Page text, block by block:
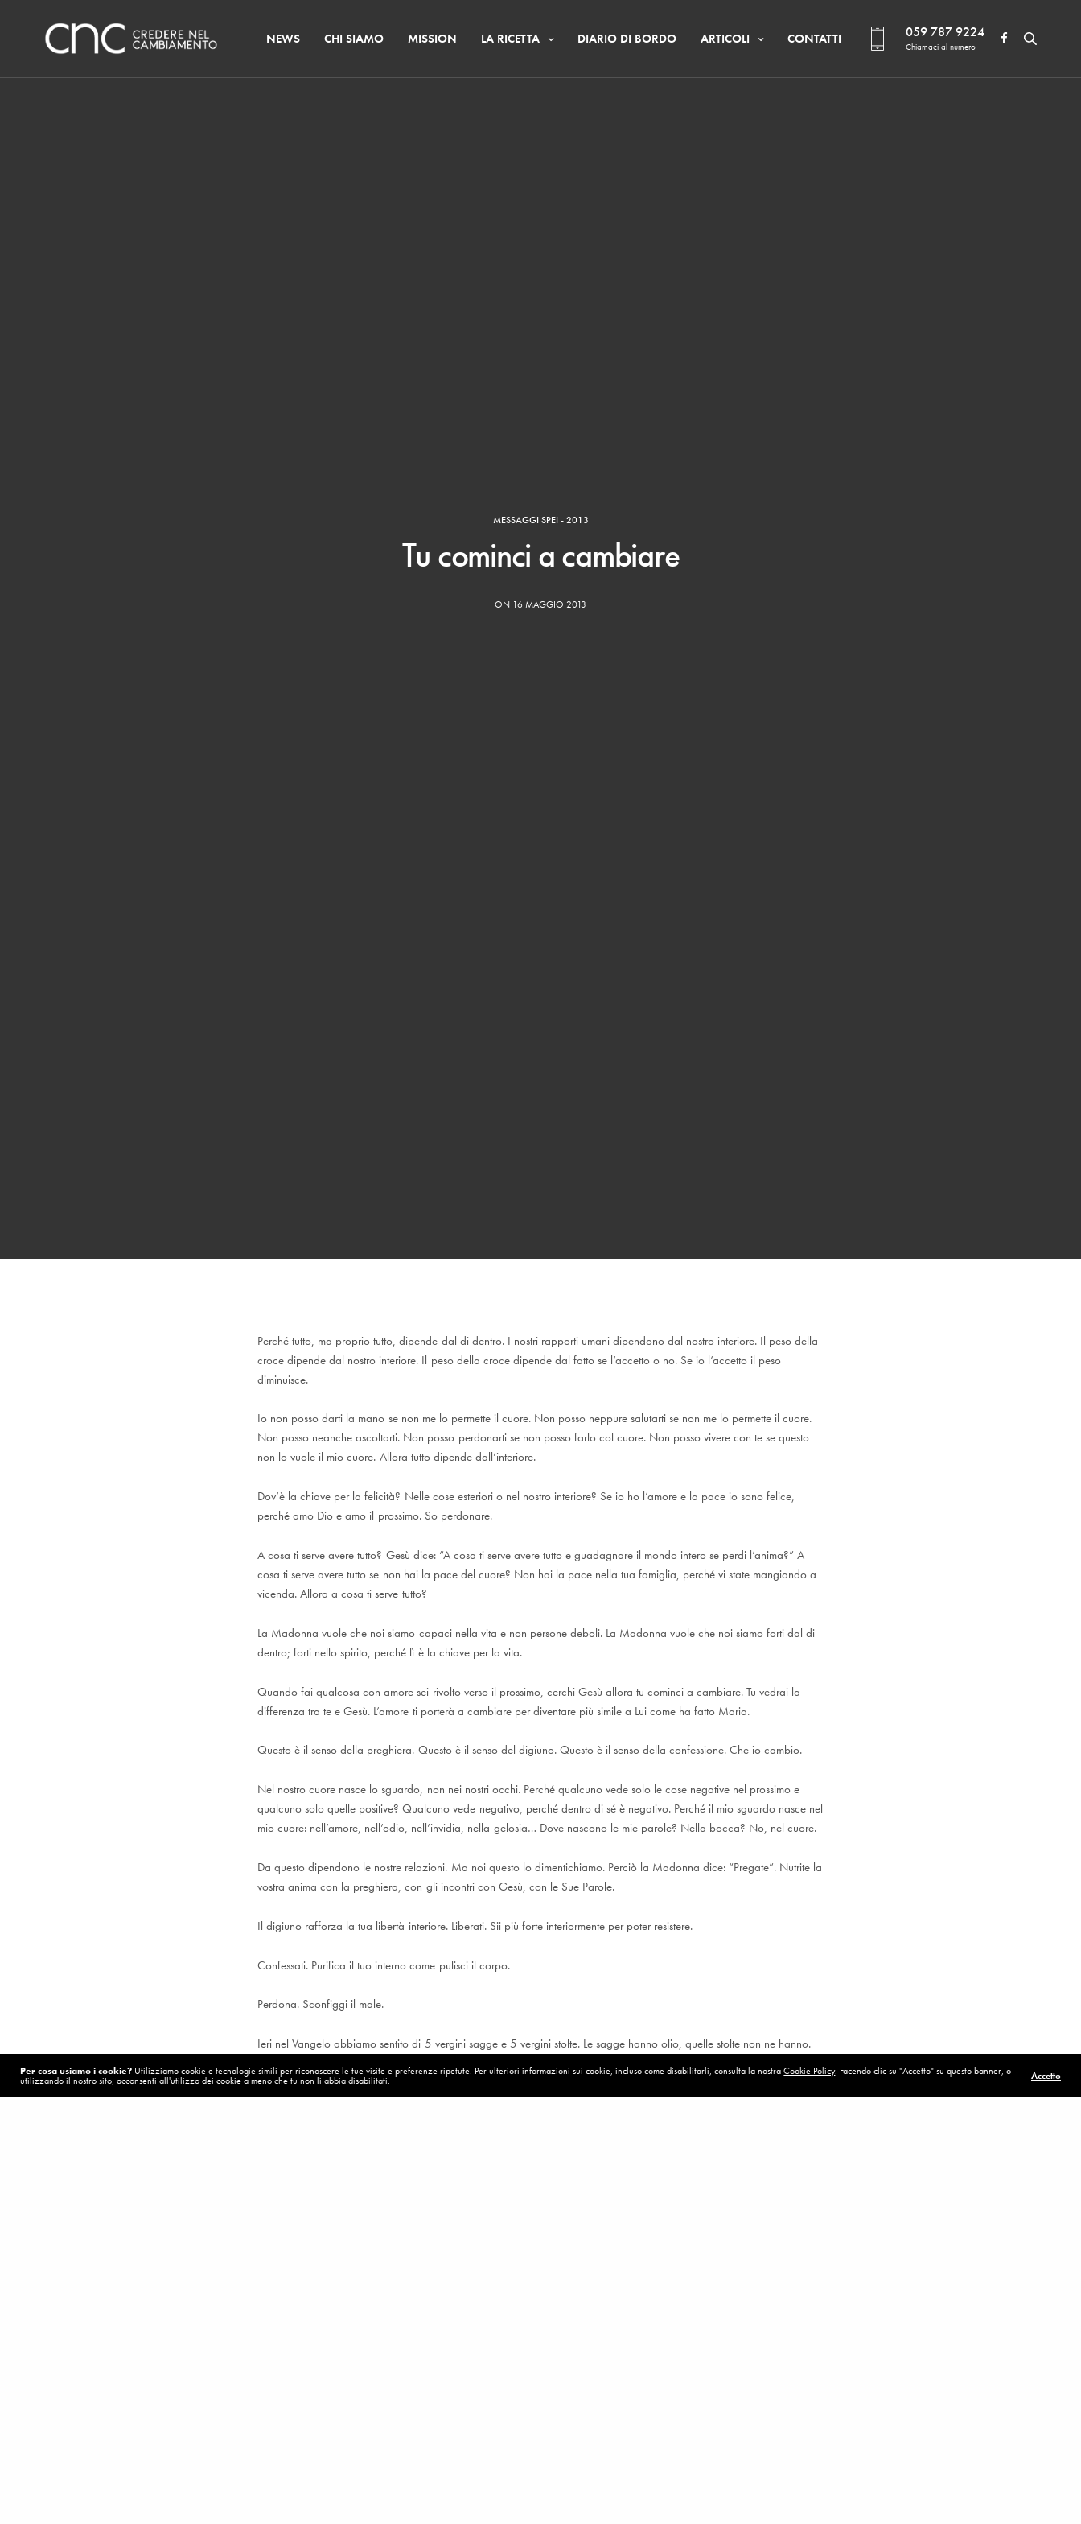
NEWS CHI SIAMO MISSION LA RICETTA DIARIO DI BORDO ARTICOLI CONTATTI 059 787 9224
Chiamaci al numero
MESSAGGI SPEI - 2013
Tu cominci a cambiare
ON 16 MAGGIO 2013
Perché tutto, ma proprio tutto, dipende dal di dentro. I nostri rapporti umani dipendono dal nostro interiore. Il peso della
croce dipende dal nostro interiore. Il peso della croce dipende dal fatto se l’accetto o no. Se io l’accetto il peso
diminuisce.
Io non posso darti la mano se non me lo permette il cuore. Non posso neppure salutarti se non me lo permette il cuore.
Non posso neanche ascoltarti. Non posso perdonarti se non posso farlo col cuore. Non posso vivere con te se questo
non lo vuole il mio cuore. Allora tutto dipende dall’interiore.
Dov’è la chiave per la felicità? Nelle cose esteriori o nel nostro interiore? Se io ho l’amore e la pace io sono felice,
perché amo Dio e amo il prossimo. So perdonare.
A cosa ti serve avere tutto? Gesù dice: “A cosa ti serve avere tutto e guadagnare il mondo intero se perdi l’anima?” A
cosa ti serve avere tutto se non hai la pace del cuore? Non hai la pace nella tua famiglia, perché vi state mangiando a
vicenda. Allora a cosa ti serve tutto?
La Madonna vuole che noi siamo capaci nella vita e non persone deboli. La Madonna vuole che noi siamo forti dal di
dentro; forti nello spirito, perché lì è la chiave per la vita.
Quando fai qualcosa con amore sei rivolto verso il prossimo, cerchi Gesù allora tu cominci a cambiare. Tu vedrai la
differenza tra te e Gesù. L’amore ti porterà a cambiare per diventare più simile a Lui come ha fatto Maria.
Questo è il senso della preghiera. Questo è il senso del digiuno. Questo è il senso della confessione. Che io cambio.
Nel nostro cuore nasce lo sguardo, non nei nostri occhi. Perché qualcuno vede solo le cose negative nel prossimo e
qualcuno solo quelle positive? Qualcuno vede negativo, perché dentro di sé è negativo. Perché il mio sguardo nasce nel
mio cuore: nell’amore, nell’odio, nell’invidia, nella gelosia… Dove nascono le mie parole? Nella bocca? No, nel cuore.
Da questo dipendono le nostre relazioni. Ma noi questo lo dimentichiamo. Perciò la Madonna dice: “Pregate”. Nutrite la
vostra anima con la preghiera, con gli incontri con Gesù, con le Sue Parole.
Il digiuno rafforza la tua libertà interiore. Liberati. Sii più forte interiormente per poter resistere.
Confessati. Purifica il tuo interno come pulisci il corpo.
Perdona. Sconfiggi il male.
Ieri nel Vangelo abbiamo sentito di 5 vergini sagge e 5 vergini stolte. Le sagge hanno olio, quelle stolte non ne hanno.
La Madonna ci insegna che dentro di noi dobbiamo avere dell’olio. Dentro di noi dobbiamo avere la forza che ci
spinge. Dobbiamo essere forti da dentro.
Per cosa usiamo i cookie? Utilizziamo cookie e tecnologie simili per riconoscere le tue visite e preferenze ripetute. Per ulteriori informazioni sui cookie, incluso come disabilitarli, consulta la nostraCookie Policy. Facendo clic su "Accetto" su questo banner, o
utilizzando il nostro sito, acconsenti all'utilizzo dei cookie a meno che tu non li abbia disabilitati. Accetto